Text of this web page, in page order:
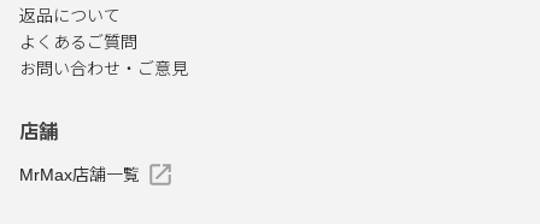
返品について
よくあるご質問
お問い合わせ・ご意見
店舗
MrMax店舗一覧